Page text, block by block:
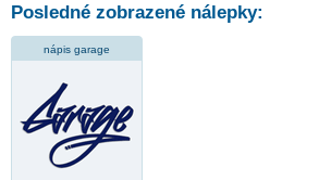
Posledné zobrazené nálepky:
nápis garage